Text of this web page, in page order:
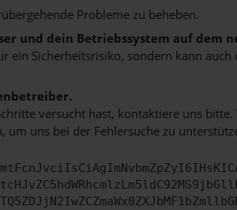
Probleme zu beheben.
und dein Betriebssystem auf dem
ein Sicherheitsrisiko, sondern kann
versucht hast, kontaktiere uns
um uns bei der Fehlersuche zu